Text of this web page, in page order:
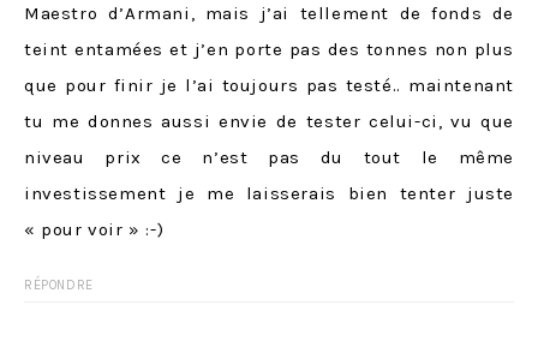
Maestro d’Armani, mais j’ai tellement de fonds de
teint entamées et j’en porte pas des tonnes non plus
que pour finir je l’ai toujours pas testé.. maintenant
tu me donnes aussi envie de tester celui-ci, vu que
niveau prix ce n’est pas du tout le même
investissement je me laisserais bien tenter juste
« pour voir » :-)
RÉPONDRE